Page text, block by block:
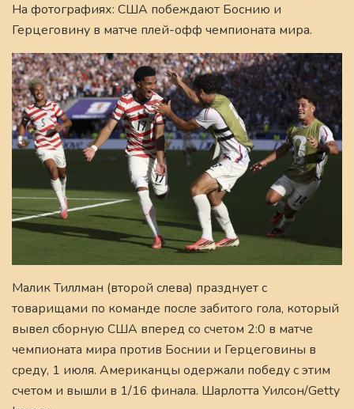
На фотографиях: США побеждают Боснию и
Герцеговину в матче плей-офф чемпионата мира.
Малик Тиллман (второй слева) празднует с
товарищами по команде после забитого гола, который
вывел сборную США вперед со счетом 2:0 в матче
чемпионата мира против Боснии и Герцеговины в
среду, 1 июля. Американцы одержали победу с этим
счетом и вышли в 1/16 финала. Шарлотта Уилсон/Getty